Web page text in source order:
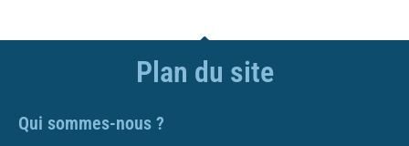
Plan du site
Qui sommes-nous ?